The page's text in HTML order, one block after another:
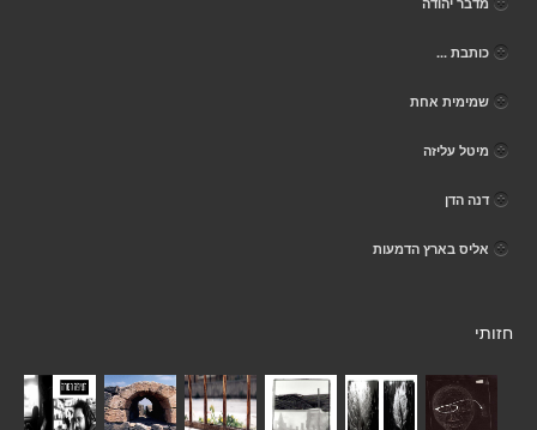
כותבת ...
שמימית אחת
מיטל עליזה
דנה הדן
אליס בארץ הדמעות
חזותי